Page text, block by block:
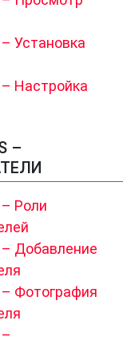
Установка
Настройка
–
Роли
Добавление
Фотография